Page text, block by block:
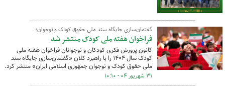
گفتمان‌سازی جایگاه سند ملی حقوق کودک و نوجوان؛
فراخوان هفته ملی کودک منتشر شد
کانون پرورش فکری کودکان و نوجوانان فراخوان هفته ملی
کودک سال ۱۴۰۴ را با راهبرد کلان «گفتمان‌سازی جایگاه سند
ملی حقوق کودک و نوجوان جمهوری اسلامی ایران» منتشر کرد.
۳۱ شهریور ۰۴ - ۱۰:۱۰